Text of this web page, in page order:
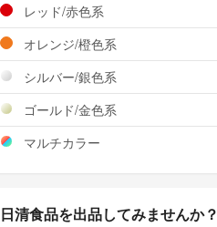
レッド/赤色系
オレンジ/橙色系
シルバー/銀色系
ゴールド/金色系
マルチカラー
日清食品を出品してみませんか？